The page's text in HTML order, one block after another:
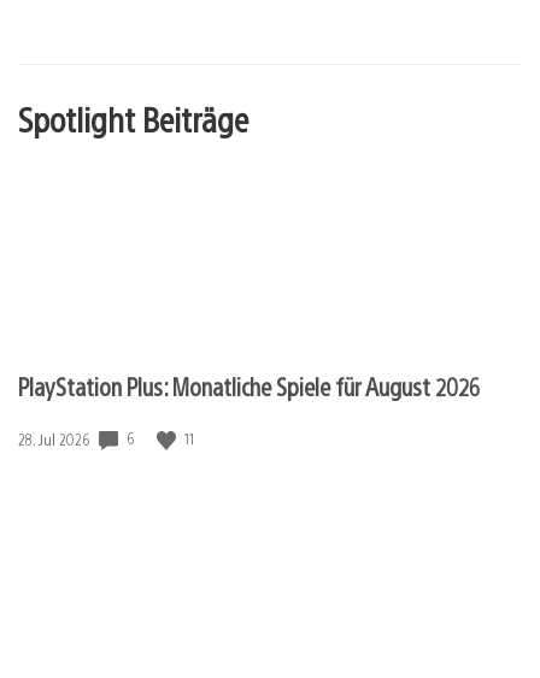
Spotlight Beiträge
PlayStation Plus: Monatliche Spiele für August 2026
Veröffentlichungsdatum:
28. Jul 2026 6 11